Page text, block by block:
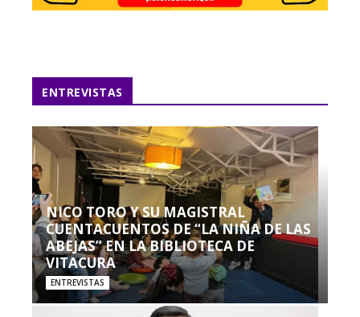
ENTREVISTAS
NICO TORO Y SU MAGISTRAL
CUENTACUENTOS DE “LA NIÑA DE LAS
ABEJAS” EN LA BIBLIOTECA DE
VITACURA
ENTREVISTAS